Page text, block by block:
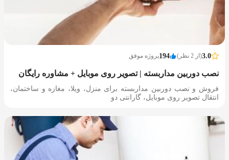
3.0(از 2 نظر) 194پروژه موفق
نصب دوربین مداربسته | تصویر روی موبایل + مشاوره رایگان
فروش و نصب دوربین مداربسته برای منزل، ویلا، مغازه و ساختمان،
انتقال تصویر روی موبایل، گارانتی دو